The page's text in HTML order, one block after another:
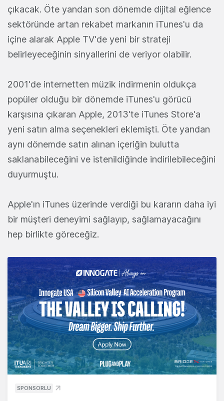
çıkacak. Öte yandan son dönemde dijital eğlence
sektöründe artan rekabet markanın iTunes'u da
içine alarak Apple TV'de yeni bir strateji
belirleyeceğinin sinyallerini de veriyor olabilir.
2001'de internetten müzik indirmenin oldukça
popüler olduğu bir dönemde iTunes'u görücü
karşısına çıkaran Apple, 2013'te iTunes Store'a
yeni satın alma seçenekleri eklemişti. Öte yandan
aynı dönemde satın alınan içeriğin bulutta
saklanabileceğini ve istenildiğinde indirilebileceğini
duyurmuştu.
Apple'ın iTunes üzerinde verdiği bu kararın daha iyi
bir müşteri deneyimi sağlayıp, sağlamayacağını
hep birlikte göreceğiz.
SPONSORLU